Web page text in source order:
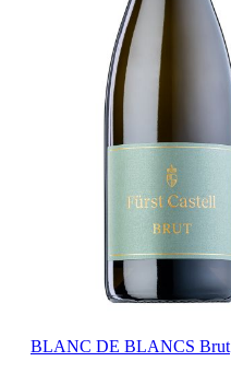
BLANC DE BLANCS Brut